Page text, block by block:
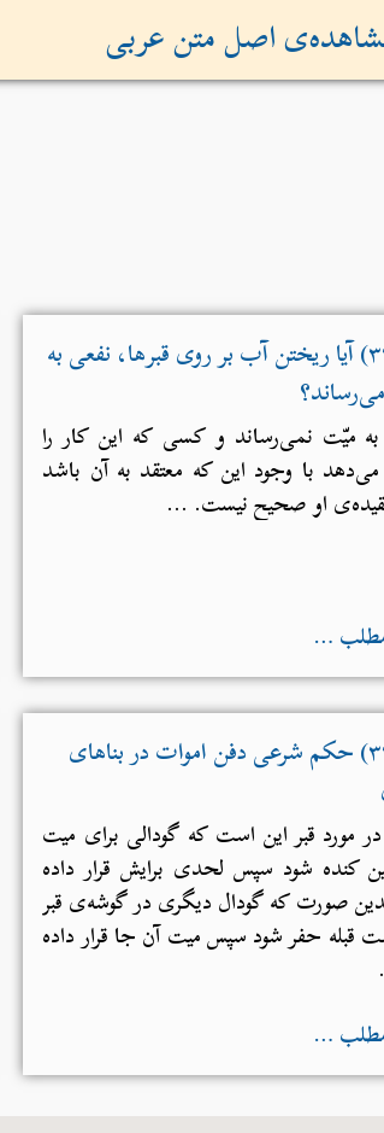
اصل متن عربی
(۳۳۸۶) آیا ریختن آب بر روی قبر‌ها، نفعی به
میّت نمی‌رساند و کسی که این کار را
می‌دهد با وجود این که معتقد به آن باشد
او صحیح نیست. ...
مطلب …
(۳۳۷۳) حکم شرعی دفن اموات در بناهای
مورد قبر این است که گودالی برای میت
کنده شود سپس لحدی برایش قرار داده
صورت که گودال دیگری در گوشه‌ی قبر
قبله حفر شود سپس میت آن جا قرار داده
مطلب …